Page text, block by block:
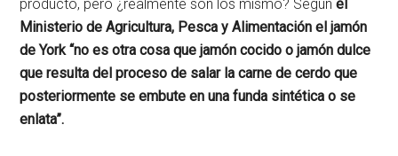
producto, pero ¿realmente son los mismo? Segúnel
Ministerio de Agricultura, Pesca y Alimentación el jamón
de York “no es otra cosa que jamón cocido o jamón dulce
que resulta del proceso de salar la carne de cerdo que
posteriormente se embute en una funda sintética o se
enlata”.